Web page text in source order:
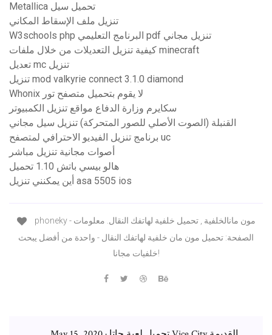
Metallica تحميل سيل
تنزيل ملف الإسقاط المكاني
W3schools php البرنامج التعليمي pdf تنزيل مجاني
كيفية تنزيل التعديلات من خلال ملفات minecraft
تعديل mc تنزيل
تنزيل mod valkyrie connect 3.1.0 diamond
Whonix لا يقوم بتحميل متصفح تور
سكايرم وزارة الدفاع مواقع تنزيل الكمبيوتر
القنبلة (الصوت الأصلي للصور المتحركة) تنزيل سيل مجاني
برنامج تنزيل الفيديو الاحترافي لمتصفح uc
أصوات مجانية تنزيل مباشر
هالو بيسي باتش 1.10 تحميل
أين يمكنني تنزيل asa 5505 ios
phoneky - مون مانالخلفية , تحميل خلفية لهاتفك النقال. معلومات
الصفحة: تحميل مون مان خلفية لهاتفك النقال - واحدة من أفضل يبحث
خلفيات مجانا!